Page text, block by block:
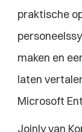
praktische
maken en
laten
Microsoft
Joinly van